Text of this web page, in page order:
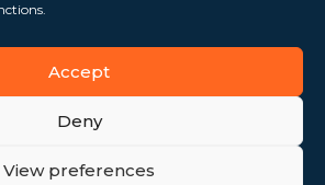
Accept
Deny
View preferences